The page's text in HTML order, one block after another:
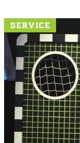
SERVICE